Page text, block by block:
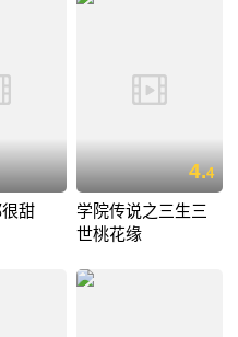
甜
4.4
学院传说之三生三
世桃花缘